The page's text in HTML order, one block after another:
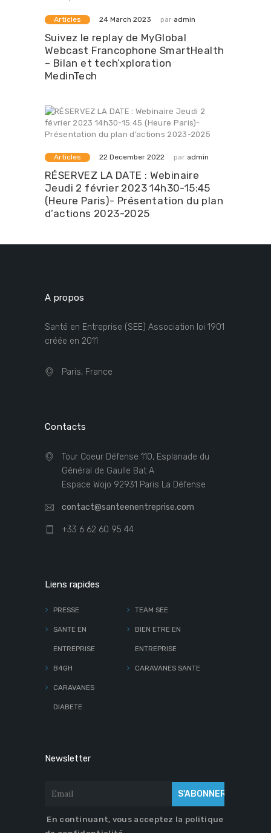
Articles 24 March 2023 par admin
Suivez le replay de MyGlobal
Webcast Francophone SmartHealth
– Bilan et tech’xploration
MedinTech
Articles 22 December 2022 par admin
RÉSERVEZ LA DATE : Webinaire
Jeudi 2 février 2023 14h30-15:45
(Heure Paris)- Présentation du plan
d’actions 2023-2025
A propos
Santé en Entreprise (SEE) Association loi 1901
créée en 2011
Paris, France
Contacts
Tour Coeur Défense 110, Esplanade du
Général de Gaulle Bat A
Espace Wojo 92931 Paris La Défense
contact@santeenentreprise.com
+33 6 62 60 95 44
Liens rapides
PRESSE TEAM SEE
SANTE EN
ENTREPRISE
BIEN ETRE EN
ENTREPRISE
B4GH CARAVANES SANTE
CARAVANES
DIABETE
Newsletter
En continuant, vous acceptez la politique